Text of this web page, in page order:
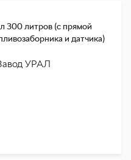
300 литров (с прямой
и датчика)
УРАЛ